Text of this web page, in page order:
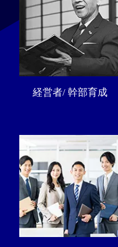
経営者/ 幹部育成